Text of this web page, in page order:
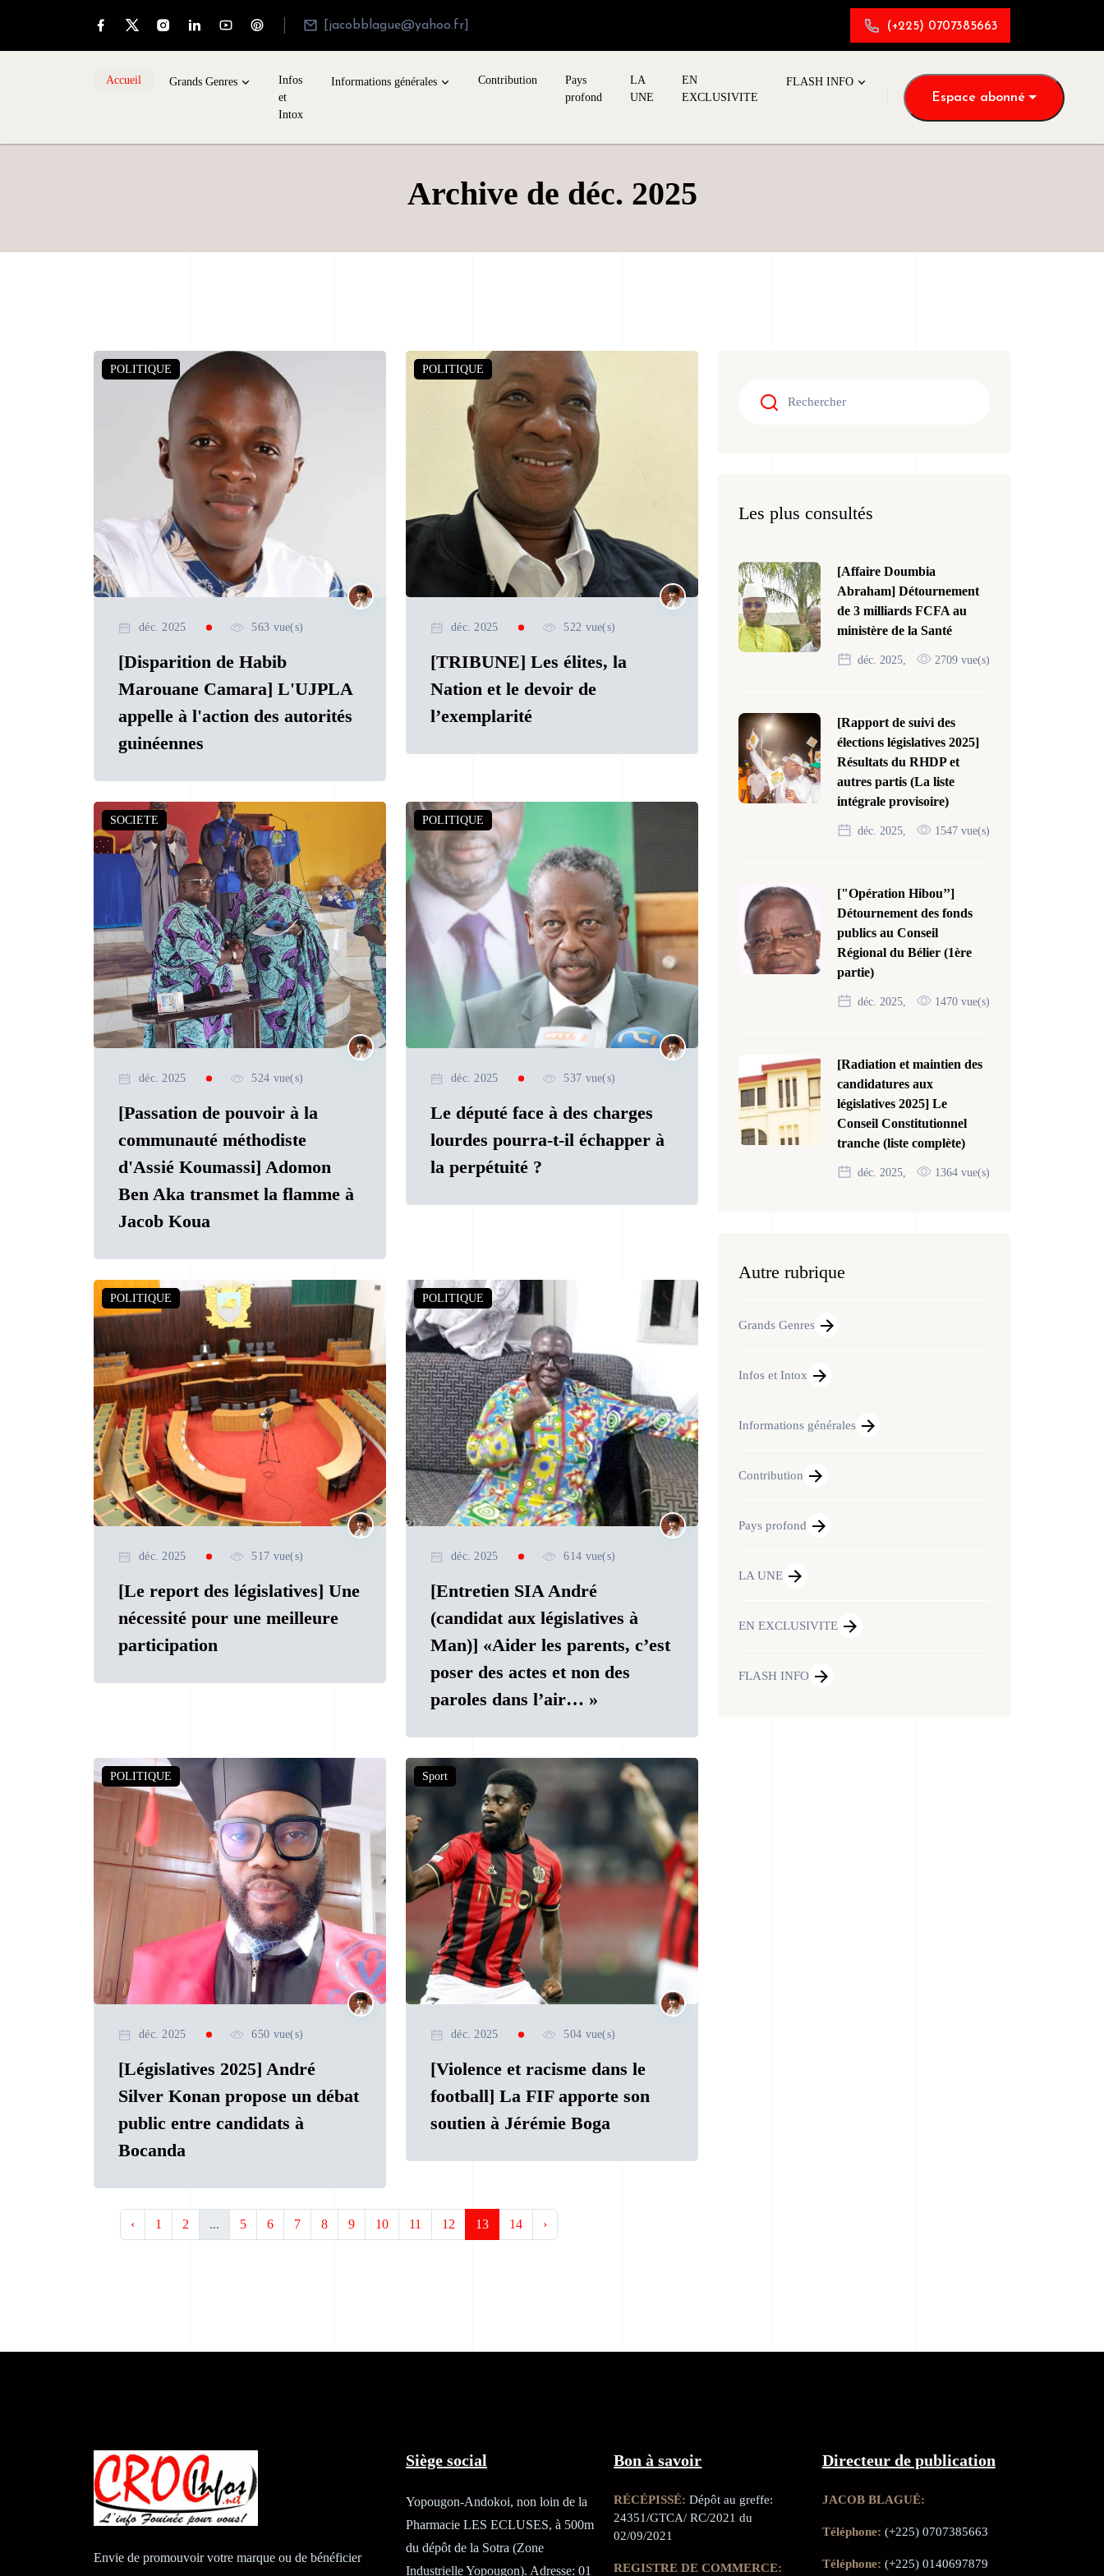
[jacobblague@yahoo.fr] (+225) 0707385663
Accueil Grands Genres
Infos
et
Intox
Informations générales Contribution
Pays
profond
LA
UNE
EN
EXCLUSIVITE
FLASH INFO
Espace abonné
Archive de déc. 2025
POLITIQUE
déc. 2025 563 vue(s)
[Disparition de Habib
Marouane Camara] L'UJPLA
appelle à l'action des autorités
guinéennes
POLITIQUE
déc. 2025 522 vue(s)
[TRIBUNE] Les élites, la
Nation et le devoir de
l’exemplarité
SOCIETE
déc. 2025 524 vue(s)
[Passation de pouvoir à la
communauté méthodiste
d'Assié Koumassi] Adomon
Ben Aka transmet la flamme à
Jacob Koua
POLITIQUE
déc. 2025 537 vue(s)
Le député face à des charges
lourdes pourra-t-il échapper à
la perpétuité ?
POLITIQUE
déc. 2025 517 vue(s)
[Le report des législatives] Une
nécessité pour une meilleure
participation
POLITIQUE
déc. 2025 614 vue(s)
[Entretien SIA André
(candidat aux législatives à
Man)] «Aider les parents, c’est
poser des actes et non des
paroles dans l’air… »
POLITIQUE
déc. 2025 650 vue(s)
[Législatives 2025] André
Silver Konan propose un débat
public entre candidats à
Bocanda
Sport
déc. 2025 504 vue(s)
[Violence et racisme dans le
football] La FIF apporte son
soutien à Jérémie Boga
‹ 1 2 ... 5 6 7 8 9 10 11 12 13 14 ›
Les plus consultés
[Affaire Doumbia
Abraham] Détournement
de 3 milliards FCFA au
ministère de la Santé
déc. 2025, 2709 vue(s)
[Rapport de suivi des
élections législatives 2025]
Résultats du RHDP et
autres partis (La liste
intégrale provisoire)
déc. 2025, 1547 vue(s)
["Opération Hibou’’]
Détournement des fonds
publics au Conseil
Régional du Bélier (1ère
partie)
déc. 2025, 1470 vue(s)
[Radiation et maintien des
candidatures aux
législatives 2025] Le
Conseil Constitutionnel
tranche (liste complète)
déc. 2025, 1364 vue(s)
Autre rubrique
Grands Genres
Infos et Intox
Informations générales
Contribution
Pays profond
LA UNE
EN EXCLUSIVITE
FLASH INFO
Envie de promouvoir votre marque ou de bénéficier
Siège social
Yopougon-Andokoi, non loin de la
Pharmacie LES ECLUSES, à 500m
du dépôt de la Sotra (Zone
Industrielle Yopougon). Adresse: 01
Bon à savoir
RÉCÉPISSÉ: Dépôt au greffe:
24351/GTCA/ RC/2021 du
02/09/2021
REGISTRE DE COMMERCE:
Directeur de publication
JACOB BLAGUÉ:
Téléphone: (+225) 0707385663
Téléphone: (+225) 0140697879